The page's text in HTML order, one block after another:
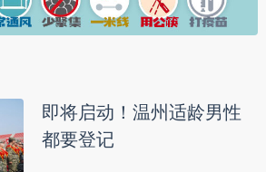
即将启动！温州适龄男性
都要登记